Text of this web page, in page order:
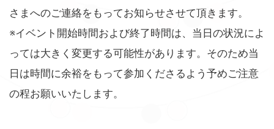
さまへのご連絡をもってお知らせさせて頂きます。
※イベント開始時間および終了時間は、当日の状況によ
っては大きく変更する可能性があります。そのため当
日は時間に余裕をもって参加くださるよう予めご注意
の程お願いいたします。